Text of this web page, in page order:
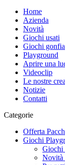
Home
Azienda
Novità
Giochi usati
Giochi
Playground
Aprire una
Videoclip
Le nostre
Notizie
Contatti
Categorie
Offerta
Giochi
Giochi
Novità